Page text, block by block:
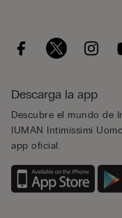
Descarga la app
Descubre el mundo de
IUMAN Intimissimi
app oficial.